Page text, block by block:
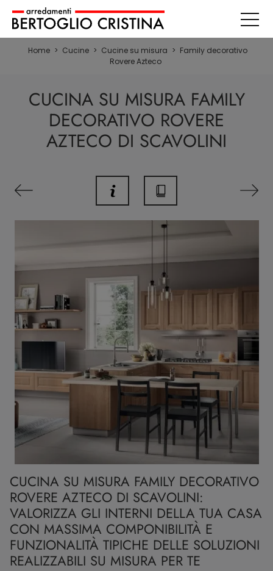
Home > Cucine > Cucine su misura > Family decorativo
Rovere Azteco
CUCINA SU MISURA FAMILY
DECORATIVO ROVERE
AZTECO DI SCAVOLINI
CUCINA SU MISURA FAMILY DECORATIVO
ROVERE AZTECO DI SCAVOLINI:
VALORIZZA GLI INTERNI DELLA TUA CASA
CON MASSIMA COMPONIBILITÀ E
FUNZIONALITÀ TIPICHE DELLE SOLUZIONI
REALIZZABILI SU MISURA PER TE